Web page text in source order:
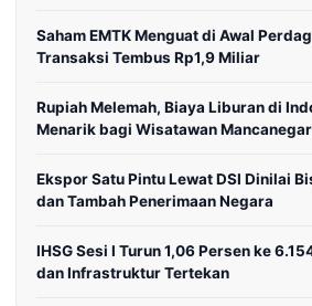
Saham EMTK Menguat di Awal
Transaksi Tembus Rp1,9 Miliar
Rupiah Melemah, Biaya Liburan di
Menarik bagi Wisatawan
Ekspor Satu Pintu Lewat DSI Dinilai
dan Tambah Penerimaan Negara
IHSG Sesi I Turun 1,06 Persen ke
dan Infrastruktur Tertekan